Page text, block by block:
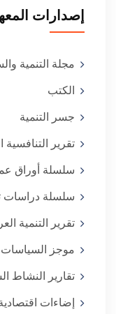
إصدارات
مجلة التنمية
الكتب
جسر التنمية
تقرير التنافسية
سلسلة أوراق
سلسلة دراسات
تقرير التنمية
موجز السياسات
تقارير النشاط
إضاءات